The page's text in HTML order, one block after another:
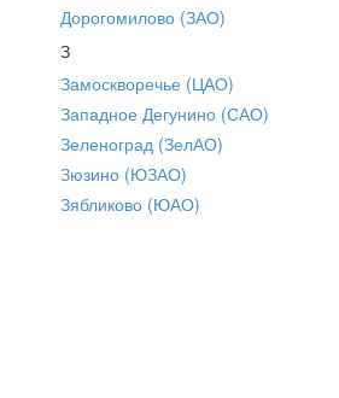
Дорогомилово (ЗАО)
З
Замоскворечье (ЦАО)
Западное Дегунино (САО)
Зеленоград (ЗелАО)
Зюзино (ЮЗАО)
Зябликово (ЮАО)